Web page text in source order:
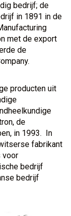
bedrijf; de
in 1891 in de
met de export
de
producten uit
de
in 1993. In
fabrikant
voor
bedrijf
bedrijf